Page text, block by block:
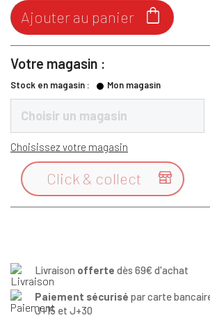

Ajouter au panier
Votre magasin :
Stock en magasin : Mon magasin
Choisir un magasin
Choisissez votre magasin

Click & collect
Livraison offerte dès 69€ d'achat
Paiement sécurisé par carte
J+15 et J+30